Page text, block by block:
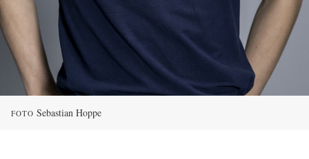
FOTO Sebastian Hoppe